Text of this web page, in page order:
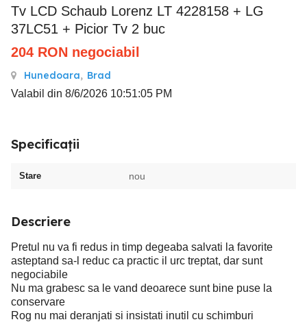
Tv LCD Schaub Lorenz LT 4228158 + LG
37LC51 + Picior Tv 2 buc
204 RON negociabil
Hunedoara, Brad
Valabil din 8/6/2026 10:51:05 PM
Specificații
Stare nou
Descriere
Pretul nu va fi redus in timp degeaba salvati la favorite
asteptand sa-l reduc ca practic il urc treptat, dar sunt
negociabile
Nu ma grabesc sa le vand deoarece sunt bine puse la
conservare
Rog nu mai deranjati si insistati inutil cu schimburi